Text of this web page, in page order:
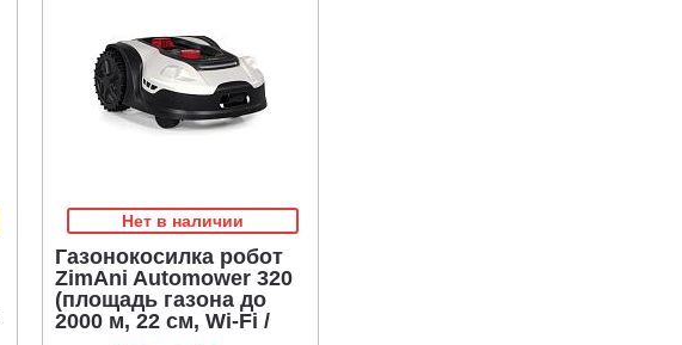
Нет в наличии
Газонокосилка робот
ZimAni Automower 320
(площадь газона до
2000 м, 22 см, Wi-Fi /